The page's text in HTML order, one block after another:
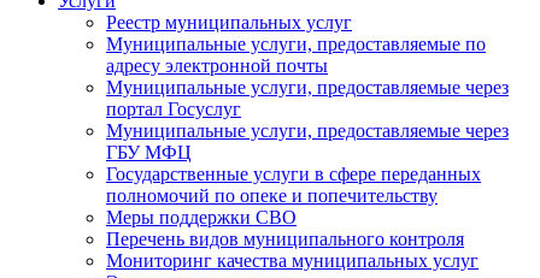
Реестр муниципальных услуг
Муниципальные услуги, предоставляемые по
адресу электронной почты
Муниципальные услуги, предоставляемые через
портал Госуслуг
Муниципальные услуги, предоставляемые через
ГБУ МФЦ
Государственные услуги в сфере переданных
полномочий по опеке и попечительству
Меры поддержки СВО
Перечень видов муниципального контроля
Мониторинг качества муниципальных услуг